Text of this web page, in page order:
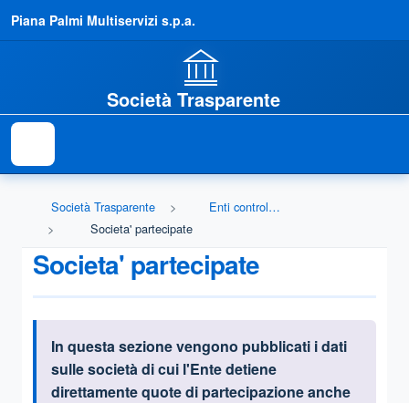
Piana Palmi Multiservizi s.p.a.
Società Trasparente
Società Trasparente
Enti controllati
Societa' partecipate
Societa' partecipate
Informazioni introduttive
In questa sezione vengono pubblicati i dati
sulle societàdi cui l'Ente detiene
direttamente quote di partecipazione anche